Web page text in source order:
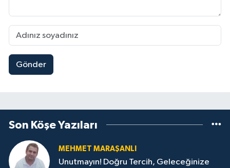
Gönder
Son Köşe Yazıları
MEHMET MARAŞANLI
Unutmayın! Doğru Tercih, Geleceğinize